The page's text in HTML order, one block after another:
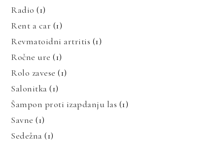
Radio (1)
Rent a car (1)
Revmatoidni artritis (1)
Ročne ure (1)
Rolo zavese (1)
Salonitka (1)
Šampon proti izapdanju las (1)
Savne (1)
Sedežna (1)